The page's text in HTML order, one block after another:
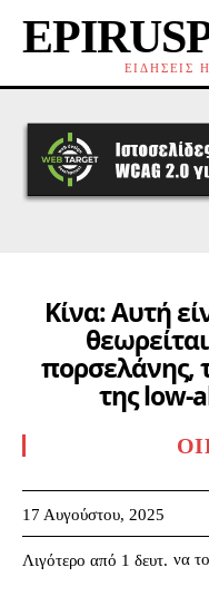
ΕΙΔΗΣΕΙΣ
Κίνα: Αυτή
πορσελάνης,
της low-
17 Αυγούστου, 2025
Λιγότερο από 1 δευτ. να